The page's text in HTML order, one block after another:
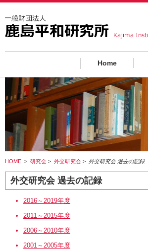
Home
HOME > 研究会 > 外交研究会 > 外交研究会 過去の記録
外交研究会 過去の記録
2016～2019年度
2011～2015年度
2006～2010年度
2001～2005年度